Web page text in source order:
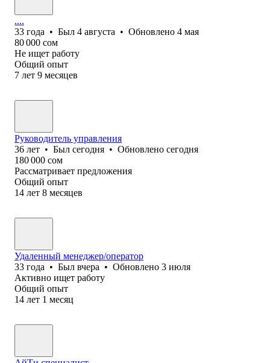
....
33 года • Был 4 августа • Обновлено 4 мая
80 000 сом
Не ищет работу
Общий опыт
7 лет 9 месяцев
Руководитель управления
36 лет • Был сегодня • Обновлено сегодня
180 000 сом
Рассматривает предложения
Общий опыт
14 лет 8 месяцев
Удаленный менеджер/оператор
33 года • Был вчера • Обновлено 3 июля
Активно ищет работу
Общий опыт
14 лет 1 месяц